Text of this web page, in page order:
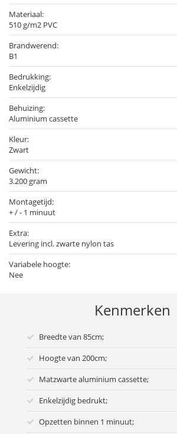
Materiaal:
510 g/m2 PVC
Brandwerend:
B1
Bedrukking:
Enkelzijdig
Behuizing:
Aluminium cassette
Kleur:
Zwart
Gewicht:
3.200 gram
Montagetijd:
+ / - 1 minuut
Extra:
Levering incl. zwarte nylon tas
Variabele hoogte:
Nee
Kenmerken
Breedte van 85cm;
Hoogte van 200cm;
Matzwarte aluminium cassette;
Enkelzijdig bedrukt;
Opzetten binnen 1 minuut;